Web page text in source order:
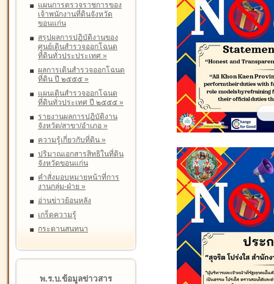
แผนการตรวจราชการของ
เจ้าพนักงานที่ดินจังหวัด
ขอนแก่น
สรุปผลการปฏิบัติงานของ
ศูนย์เดินสำรวจออกโฉนด
ที่ดินทั่วประประเทศ »
ผลการเดินสำรวจออกโฉนด
ที่ดิน ปี ๒๕๕๕ »
แผนเดินสำรวจออกโฉนด
ที่ดินทั่วประเทศ ปี ๒๕๕๕ »
รายงานผลการปฏิบัติงาน
จังหวัด/สาขา/อำเภอ »
ความรู้เกี่ยวกับที่ดิน »
ปริมาณเอกสารสิทธิในที่ดิน
จังหวัดขอนแก่น
คำสั่งมอบหมายหน้าที่การ
งานกลุ่ม-ฝ่าย »
อ่านข่าวย้อนหลัง
เกร็ดความรู้
กระดานสนทนา
พ.ร.บ.ข้อมูลข่าวสาร